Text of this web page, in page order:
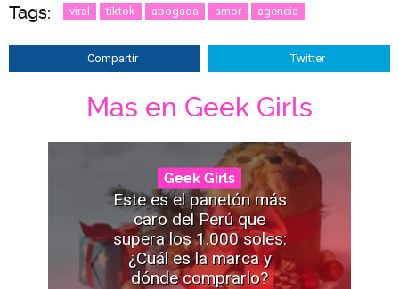
Tags: viral tiktok abogada amor agencia
Compartir Twitter
Mas en Geek Girls
Geek Girls
Este es el panetón más
caro del Perú que
supera los 1.000 soles:
¿Cuál es la marca y
dónde comprarlo?